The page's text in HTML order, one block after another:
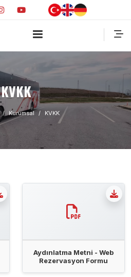
KVKK
Kurumsal KVKK
Aydınlatma Metni - Web
Rezervasyon Formu